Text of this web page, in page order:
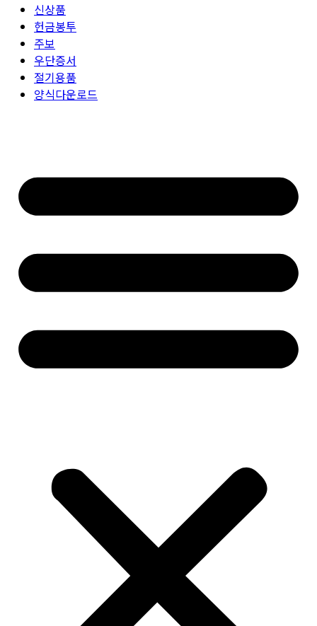
신상품
헌금봉투
주보
우단증서
절기용품
양식다운로드